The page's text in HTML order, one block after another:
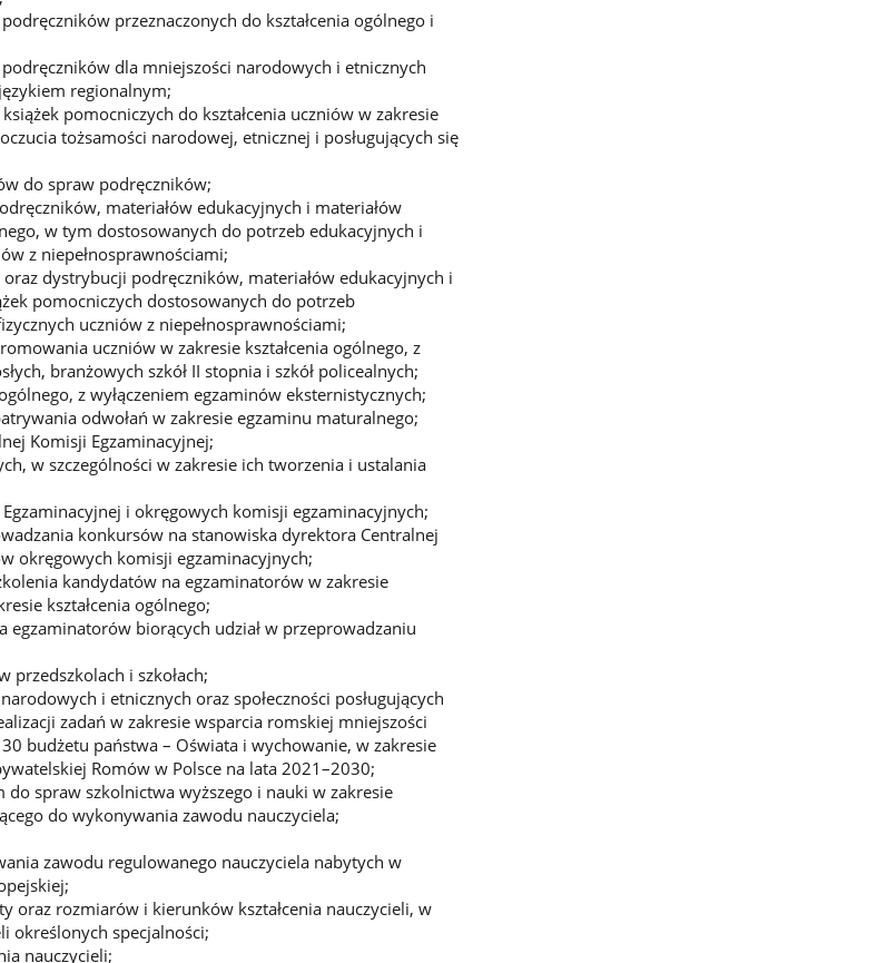
przeznaczonych do kształcenia ogólnego i
dla mniejszości narodowych i etnicznych
regionalnym;
pomocniczych do kształcenia uczniów w zakresie
tożsamości narodowej, etnicznej i posługujących się
do spraw podręczników;
materiałów edukacyjnych i materiałów
w tym dostosowanych do potrzeb edukacyjnych i
z niepełnosprawnościami;
dystrybucji podręczników, materiałów edukacyjnych i
pomocniczych dostosowanych do potrzeb
uczniów z niepełnosprawnościami;
uczniów w zakresie kształcenia ogólnego, z
branżowych szkół II stopnia i szkół policealnych;
z wyłączeniem egzaminów eksternistycznych;
odwołań w zakresie egzaminu maturalnego;
Komisji Egzaminacyjnej;
w szczególności w zakresie ich tworzenia i ustalania
i okręgowych komisji egzaminacyjnych;
konkursów na stanowiska dyrektora Centralnej
okręgowych komisji egzaminacyjnych;
kandydatów na egzaminatorów w zakresie
kształcenia ogólnego;
egzaminatorów biorących udział w przeprowadzaniu
przedszkolach i szkołach;
i etnicznych oraz społeczności posługujących
zadań w zakresie wsparcia romskiej mniejszości
budżetu państwa – Oświata i wychowanie, w zakresie
Romów w Polsce na lata 2021–2030;
do spraw szkolnictwa wyższego i nauki w zakresie
do wykonywania zawodu nauczyciela;
zawodu regulowanego nauczyciela nabytych w
oraz rozmiarów i kierunków kształcenia nauczycieli, w
określonych specjalności;
nauczycieli;